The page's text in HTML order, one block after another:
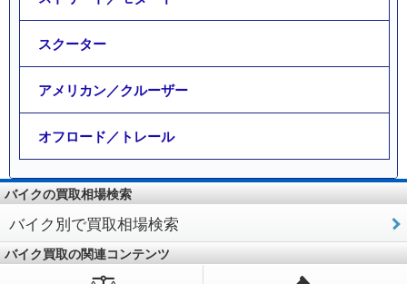
スクーター
アメリカン／クルーザー
オフロード／トレール
バイクの買取相場検索
バイク別で買取相場検索
バイク買取の関連コンテンツ